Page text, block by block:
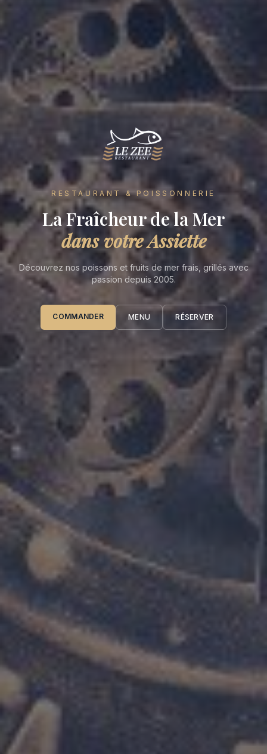
RESTAURANT & POISSONNERIE
La Fraîcheur de la Mer
dans votre Assiette
Découvrez nos poissons et fruits de mer frais, grillés avec
passion depuis 2005.
COMMANDER MENU RÉSERVER